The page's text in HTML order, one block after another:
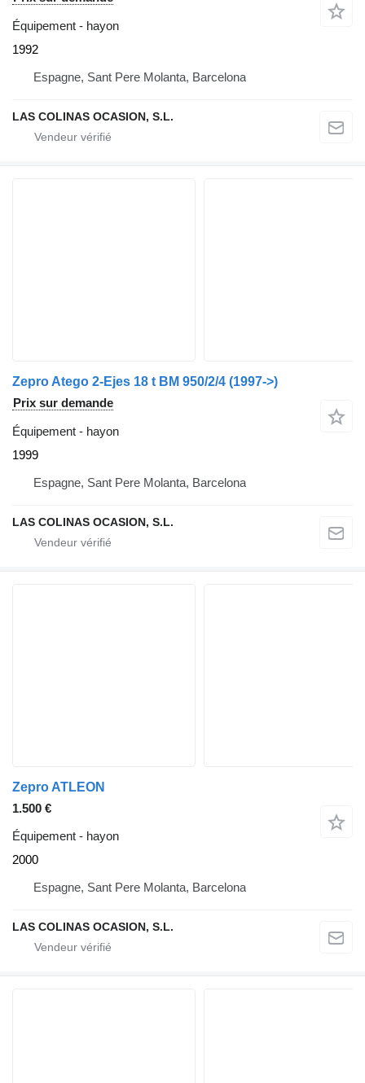
Équipement - hayon
1992
Espagne, Sant Pere Molanta, Barcelona
LAS COLINAS OCASION, S.L.
Zepro Atego 2-Ejes 18 t BM 950/2/4 (1997->)
Prix sur demande
Équipement - hayon
1999
Espagne, Sant Pere Molanta, Barcelona
LAS COLINAS OCASION, S.L.
Zepro ATLEON
1.500 €
Équipement - hayon
2000
Espagne, Sant Pere Molanta, Barcelona
LAS COLINAS OCASION, S.L.